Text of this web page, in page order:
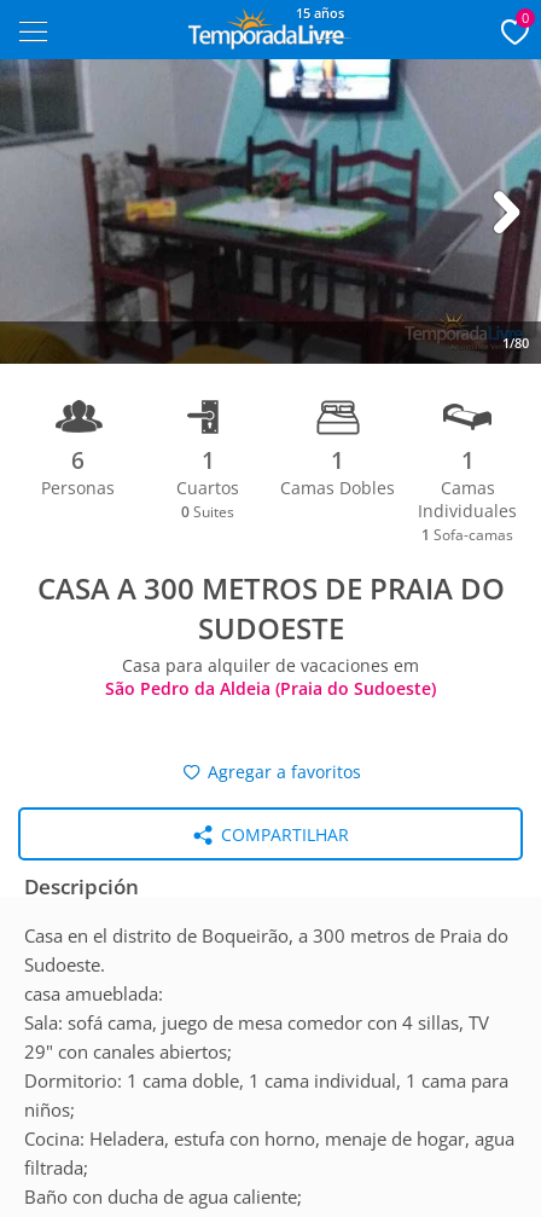
15 años 0
1/80
Next
6
Personas
1
Cuartos
0 Suites
1
Camas Dobles
1
Camas
Individuales
1 Sofa-camas
CASA A 300 METROS DE PRAIA DO
SUDOESTE
Casa para alquiler de vacaciones em
São Pedro da Aldeia (Praia do Sudoeste)
Agregar a favoritos
COMPARTILHAR
Descripción
Casa en el distrito de Boqueirão, a 300 metros de Praia do
Sudoeste.
casa amueblada:
Sala: sofá cama, juego de mesa comedor con 4 sillas, TV
29" con canales abiertos;
Dormitorio: 1 cama doble, 1 cama individual, 1 cama para
niños;
Cocina: Heladera, estufa con horno, menaje de hogar, agua
filtrada;
Baño con ducha de agua caliente;